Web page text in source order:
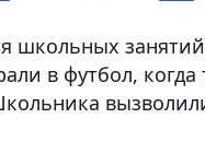
школьных
в футбол,